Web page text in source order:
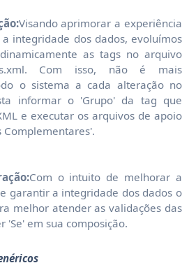
Visando aprimorar a experiência
integridade dos dados, evoluímos
as tags no arquivo
Com isso, não é mais
o sistema a cada alteração no
informar o 'Grupo' da tag que
e executar os arquivos de apoio
Complementares'.
Com o intuito de melhorar a
garantir a integridade dos dados o
melhor atender as validações das
'Se' em sua composição.